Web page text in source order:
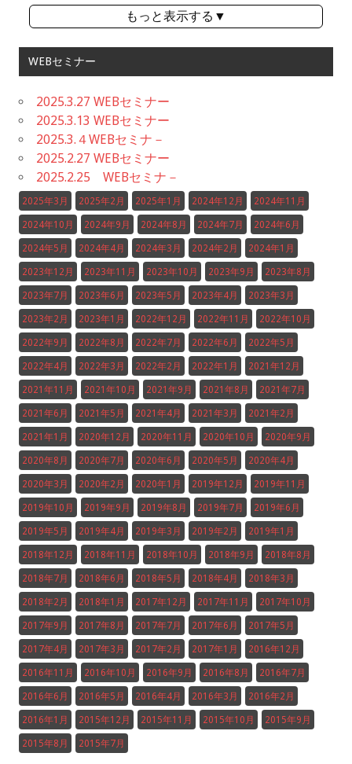
もっと表示する▼
WEBセミナー
2025.3.27 WEBセミナー
2025.3.13 WEBセミナー
2025.3.４WEBセミナ－
2025.2.27 WEBセミナー
2025.2.25 WEBセミナ－
2025年3月 2025年2月 2025年1月 2024年12月 2024年11月
2024年10月 2024年9月 2024年8月 2024年7月 2024年6月
2024年5月 2024年4月 2024年3月 2024年2月 2024年1月
2023年12月 2023年11月 2023年10月 2023年9月 2023年8月
2023年7月 2023年6月 2023年5月 2023年4月 2023年3月
2023年2月 2023年1月 2022年12月 2022年11月 2022年10月
2022年9月 2022年8月 2022年7月 2022年6月 2022年5月
2022年4月 2022年3月 2022年2月 2022年1月 2021年12月
2021年11月 2021年10月 2021年9月 2021年8月 2021年7月
2021年6月 2021年5月 2021年4月 2021年3月 2021年2月
2021年1月 2020年12月 2020年11月 2020年10月 2020年9月
2020年8月 2020年7月 2020年6月 2020年5月 2020年4月
2020年3月 2020年2月 2020年1月 2019年12月 2019年11月
2019年10月 2019年9月 2019年8月 2019年7月 2019年6月
2019年5月 2019年4月 2019年3月 2019年2月 2019年1月
2018年12月 2018年11月 2018年10月 2018年9月 2018年8月
2018年7月 2018年6月 2018年5月 2018年4月 2018年3月
2018年2月 2018年1月 2017年12月 2017年11月 2017年10月
2017年9月 2017年8月 2017年7月 2017年6月 2017年5月
2017年4月 2017年3月 2017年2月 2017年1月 2016年12月
2016年11月 2016年10月 2016年9月 2016年8月 2016年7月
2016年6月 2016年5月 2016年4月 2016年3月 2016年2月
2016年1月 2015年12月 2015年11月 2015年10月 2015年9月
2015年8月 2015年7月